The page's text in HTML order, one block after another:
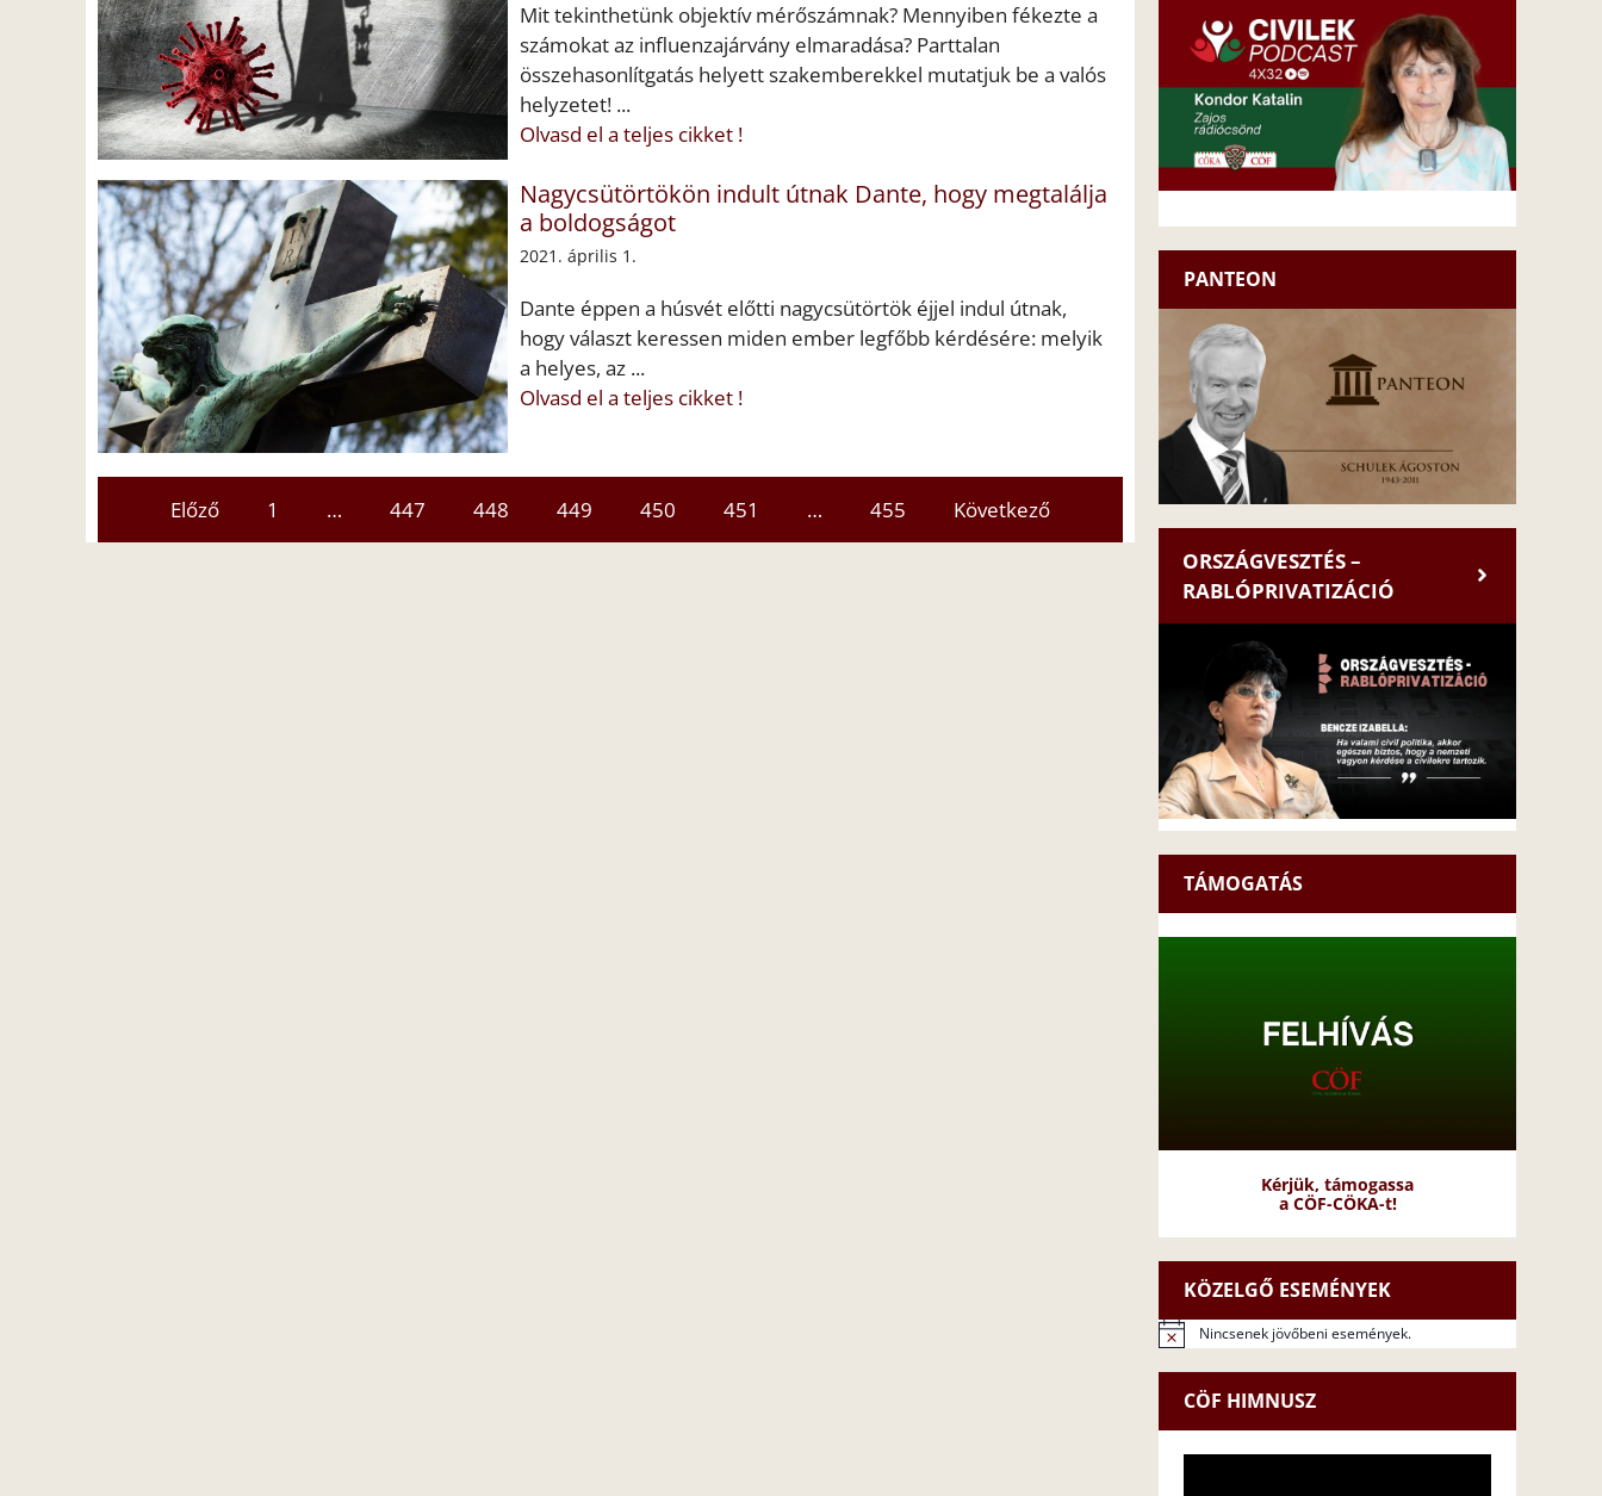
Mit tekinthetünk objektív mérőszámnak? Mennyiben fékezte a
számokat az influenzajárvány elmaradása? Parttalan
összehasonlítgatás helyett szakemberekkel mutatjuk be a valós
helyzetet! ...
Olvasd el a teljes cikket !
Nagycsütörtökön indult útnak Dante, hogy megtalálja
a boldogságot
2021. április 1.
Dante éppen a húsvét előtti nagycsütörtök éjjel indul útnak,
hogy választ keressen miden ember legfőbb kérdésére: melyik
a helyes, az ...
Olvasd el a teljes cikket !
Előző 1 … 447 448 449 450 451 … 455 Következő
PANTEON
ORSZÁGVESZTÉS –
RABLÓPRIVATIZÁCIÓ
TÁMOGATÁS
Kérjük, támogassa
a CÖF-CÖKA-t!
KÖZELGŐ ESEMÉNYEK
N
t
e
Nincsenek jövőbeni események.
CÖF HIMNUSZ